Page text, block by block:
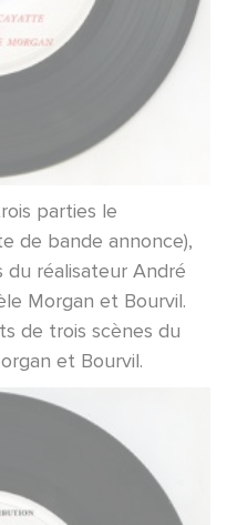
parties le
de bande annonce),
réalisateur André
Morgan et Bourvil.
de trois scènes du
et Bourvil.